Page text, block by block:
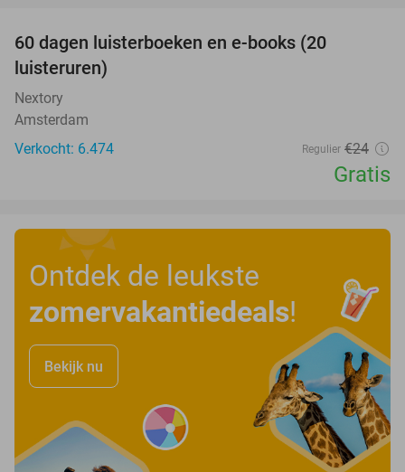
60 dagen luisterboeken en e-books (20
luisteruren)
Nextory
Amsterdam
Verkocht: 6.474
Regulier €24
Gratis
Ontdek de leukste
zomervakantiedeals!
Bekijk nu